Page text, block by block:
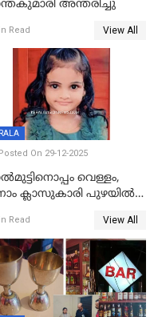
അന്തരിച്ചു
Read View All
On 29-12-2025
വെള്ളം,
ക്ലാസുകാരി പുഴയിൽ
Read View All